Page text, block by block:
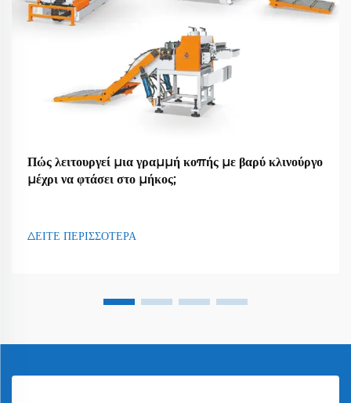
Πώς λειτουργεί μια γραμμή κοπής με βαρύ κλινούργο
μέχρι να φτάσει στο μήκος;
ΔΕΙΤΕ ΠΕΡΙΣΣΟΤΕΡΑ